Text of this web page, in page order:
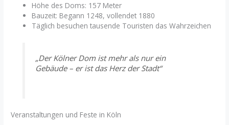
Höhe des Doms: 157 Meter
Bauzeit: Begann 1248, vollendet 1880
Täglich besuchen tausende Touristen das Wahrzeichen
„Der Kölner Dom ist mehr als nur ein
Gebäude – er ist das Herz der Stadt“
Veranstaltungen und Feste in Köln